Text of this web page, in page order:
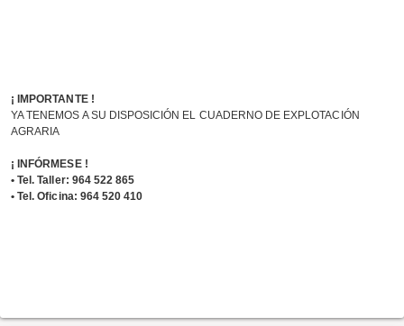
¡ IMPORTANTE !
YA TENEMOS A SU DISPOSICIÓN EL CUADERNO DE EXPLOTACIÓN
AGRARIA
¡ INFÓRMESE !
• Tel. Taller: 964 522 865
• Tel. Oficina: 964 520 410